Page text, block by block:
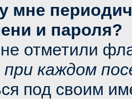
мне
и пароля?
отметили
каждом
под своим